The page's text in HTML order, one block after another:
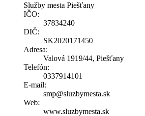
Služby mesta Piešťany
IČO:
37834240
DIČ:
SK2020171450
Adresa:
Valová 1919/44, Piešťany
Telefón:
0337914101
E-mail:
smp@sluzbymesta.sk
Web:
www.sluzbymesta.sk